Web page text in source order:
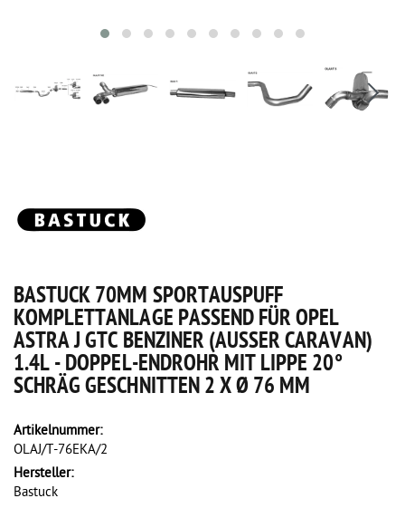
BASTUCK 70MM SPORTAUSPUFF
KOMPLETTANLAGE PASSEND FÜR OPEL
ASTRA J GTC BENZINER (AUSSER CARAVAN) 1
.4L - DOPPEL-ENDROHR MIT LIPPE 20° S
CHRÄG GESCHNITTEN 2 X Ø 76 MM
Artikelnummer:
OLAJ/T-76EKA/2
Hersteller:
Bastuck